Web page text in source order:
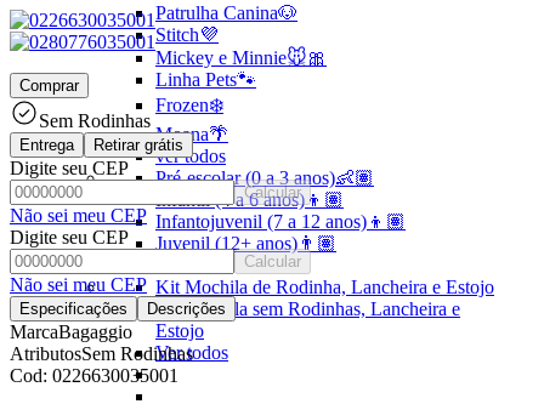
Patrulha Canina🐶
Stitch💜
Mickey e Minnie🐭🎀
Linha Pets🐾
Frozen❄️
Moana🌴
ver todos
Pré-escolar (0 a 3 anos)👶🏽
Infantil (4 a 6 anos)👦🏽
Infantojuvenil (7 a 12 anos)👦🏽
Juvenil (12+ anos)👨🏽
Kit Mochila de Rodinha, Lancheira e Estojo
Kit Mochila sem Rodinhas, Lancheira e
Estojo
Ver todos
Comprar
Sem Rodinhas
Entrega Retirar grátis
Digite seu CEP
Calcular
Não sei meu CEP
Digite seu CEP
Calcular
Não sei meu CEP
Especificações Descrições
MarcaBagaggio
AtributosSem Rodinhas
Cod: 0226630035001